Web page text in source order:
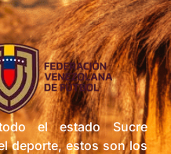
el estado Sucre
deporte, estos son los